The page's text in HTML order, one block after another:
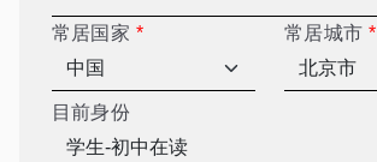
常居国家 * 常居城市*
目前身份